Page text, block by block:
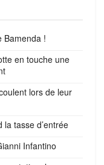
Bamenda !
en touche une
lors de leur
tasse d’entrée
Infantino